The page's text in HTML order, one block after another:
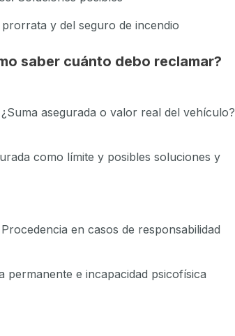
y del seguro de incendio
saber cuánto debo reclamar?
asegurada o valor real del vehículo?
como límite y posibles soluciones y
en casos de responsabilidad
permanente e incapacidad psicofísica